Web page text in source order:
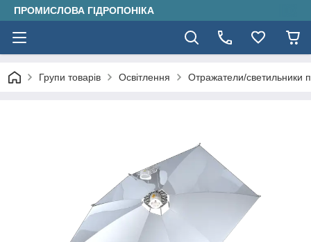
ПРОМИСЛОВА ГІДРОПОНІКА
Групи товарів Освітлення Отражатели/светильники